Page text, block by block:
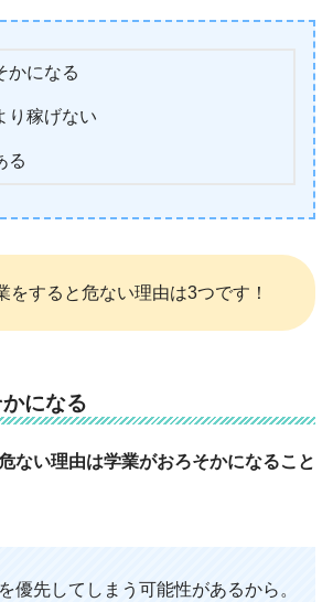
かになる
り稼げない
る
をすると危ない理由は3つです！
になる
ない理由は学業がおろそかになること
優先してしまう可能性があるから。